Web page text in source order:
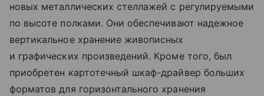
новых металлических стеллажей с регулируемыми
по высоте полками. Они обеспечивают надежное
вертикальное хранение живописных
и графических произведений. Кроме того, был
приобретен картотечный шкаф-драйвер больших
форматов для горизонтального хранения